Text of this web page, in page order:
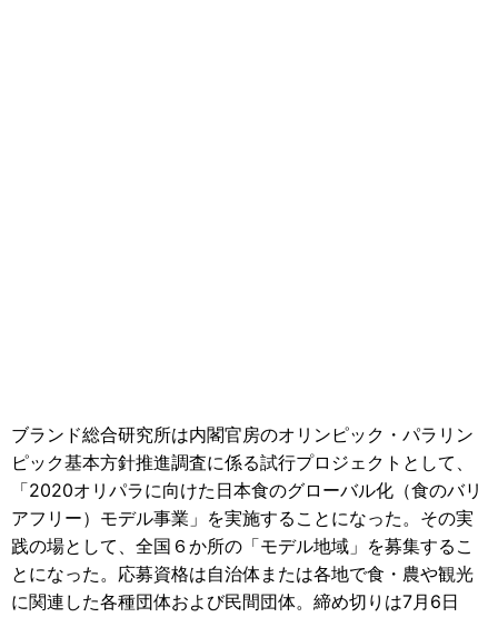
ブランド総合研究所は内閣官房のオリンピック・パラリン
ピック基本方針推進調査に係る試行プロジェクトとして、
「2020オリパラに向けた日本食のグローバル化（食のバリ
アフリー）モデル事業」を実施することになった。その実
践の場として、全国６か所の「モデル地域」を募集するこ
とになった。応募資格は自治体または各地で食・農や観光
に関連した各種団体および民間団体。締め切りは7月6日